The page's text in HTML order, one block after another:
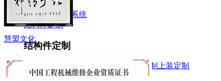
慧盟文化
电汽系统液压系统
结构件定制
结构件定制
上装定制
上装定制
维修与再制造